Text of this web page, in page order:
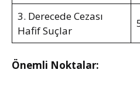
3. Derecede Cezası
Hafif Suçlar
Önemli Noktalar: